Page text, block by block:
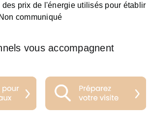
des prix de l'énergie utilisés pour établir
Non communiqué
vous accompagnent